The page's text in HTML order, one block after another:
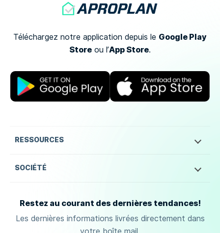
Téléchargez notre application depuis le Google Play
Store ou l’App Store.
RESSOURCES
SOCIÉTÉ
Restez au courant des dernières tendances!
Les dernières informations livrées directement dans